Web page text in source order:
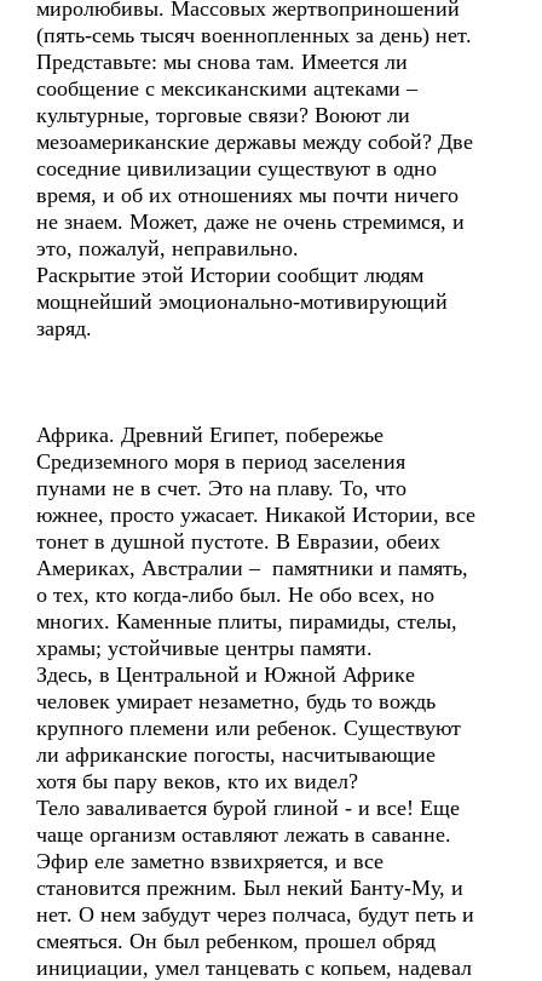
миролюбивы. Массовых жертвоприношений
(пять-семь тысяч военнопленных за день) нет.
Представьте: мы снова там. Имеется ли
сообщение с мексиканскими ацтеками –
культурные, торговые связи? Воюют ли
мезоамериканские державы между собой? Две
соседние цивилизации существуют в одно
время, и об их отношениях мы почти ничего
не знаем. Может, даже не очень стремимся, и
это, пожалуй, неправильно.
Раскрытие этой Истории сообщит людям
мощнейший эмоционально-мотивирующий
заряд.
Африка. Древний Египет, побережье
Средиземного моря в период заселения
пунами не в счет. Это на плаву. То, что
южнее, просто ужасает. Никакой Истории, все
тонет в душной пустоте. В Евразии, обеих
Америках, Австралии – памятники и память,
о тех, кто когда-либо был. Не обо всех, но
многих. Каменные плиты, пирамиды, стелы,
храмы; устойчивые центры памяти.
Здесь, в Центральной и Южной Африке
человек умирает незаметно, будь то вождь
крупного племени или ребенок. Существуют
ли африканские погосты, насчитывающие
хотя бы пару веков, кто их видел?
Тело заваливается бурой глиной - и все! Еще
чаще организм оставляют лежать в саванне.
Эфир еле заметно взвихряется, и все
становится прежним. Был некий Банту-Му, и
нет. О нем забудут через полчаса, будут петь и
смеяться. Он был ребенком, прошел обряд
инициации, умел танцевать с копьем, надевал